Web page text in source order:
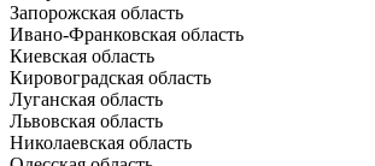
Запорожская область
Ивано-Франковская область
Киевская область
Кировоградская область
Луганская область
Львовская область
Николаевская область